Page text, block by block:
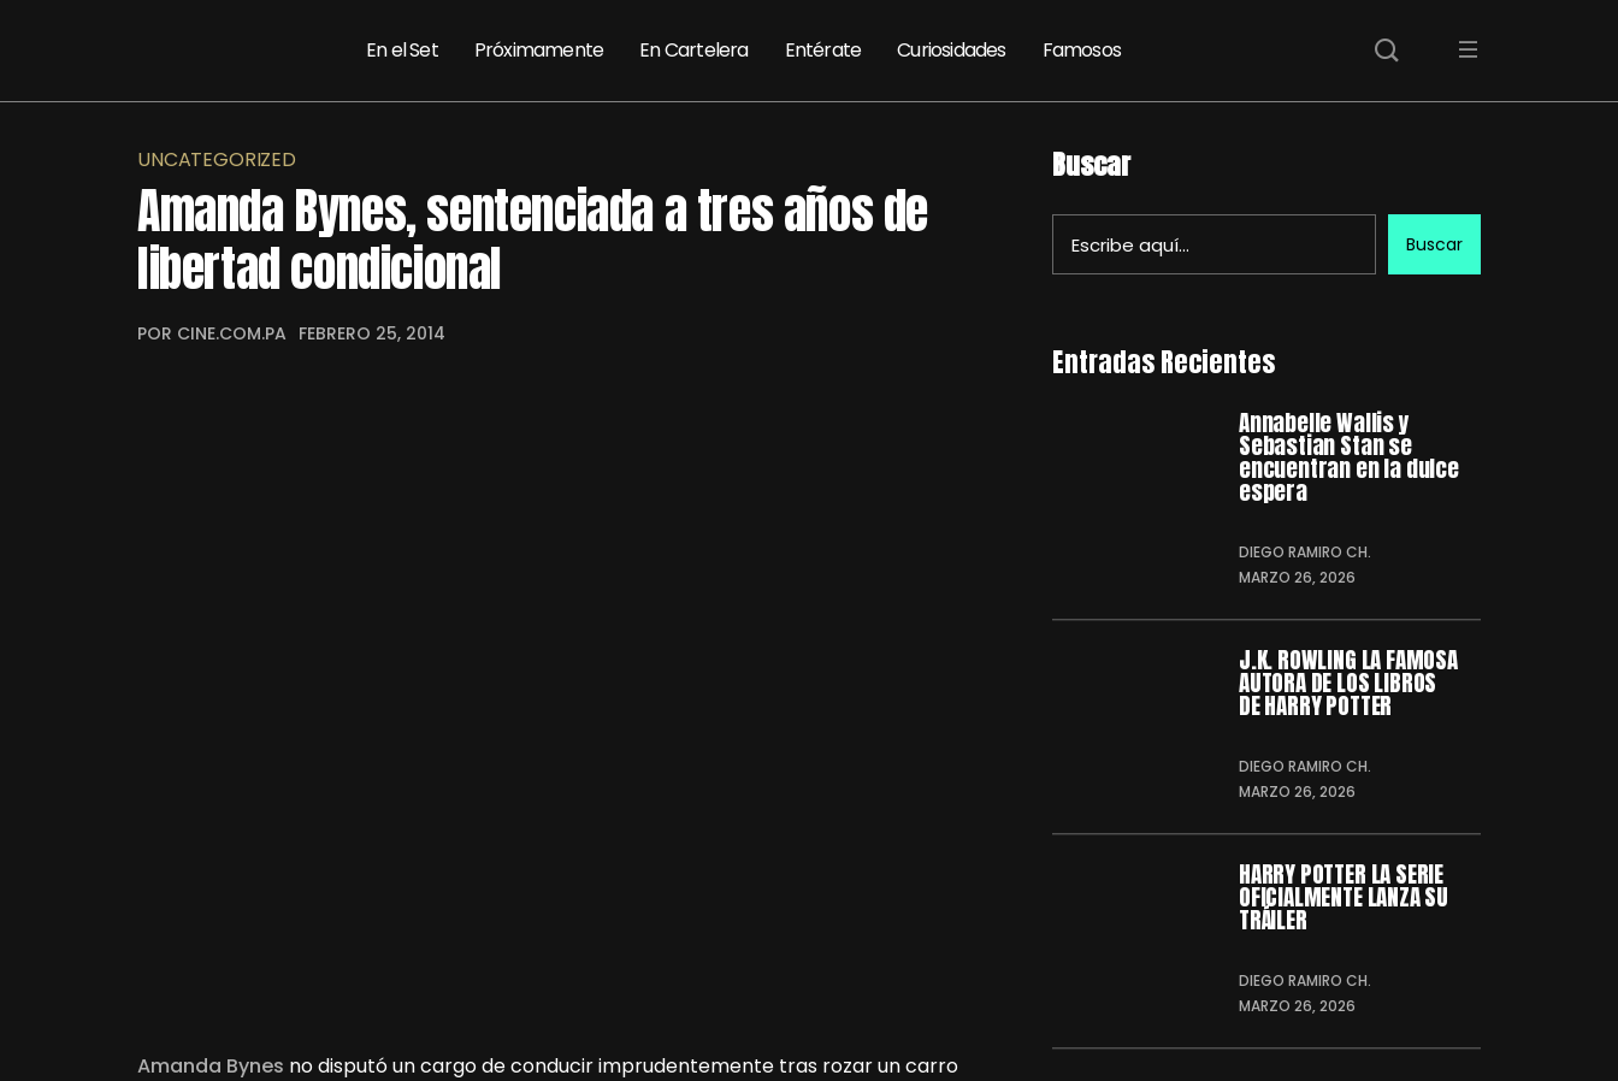
En el Set Próximamente En Cartelera Entérate Curiosidades Famosos
UNCATEGORIZED
Amanda Bynes, sentenciada a tres años de
libertad condicional
POR CINE.COM.PA FEBRERO 25, 2014
Amanda Bynes no disputó un cargo de conducir imprudentemente tras rozar un carro
Buscar
Buscar
Entradas Recientes
Annabelle Wallis y
Sebastian Stan se
encuentran en la dulce
espera
DIEGO RAMIRO CH.
MARZO 26, 2026
J.K. ROWLING LA FAMOSA
AUTORA DE LOS LIBROS
DE HARRY POTTER
DIEGO RAMIRO CH.
MARZO 26, 2026
HARRY POTTER LA SERIE
OFICIALMENTE LANZA SU
TRÁILER
DIEGO RAMIRO CH.
MARZO 26, 2026